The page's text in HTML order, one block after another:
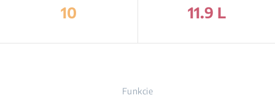
10 11.9 L
Funkcie